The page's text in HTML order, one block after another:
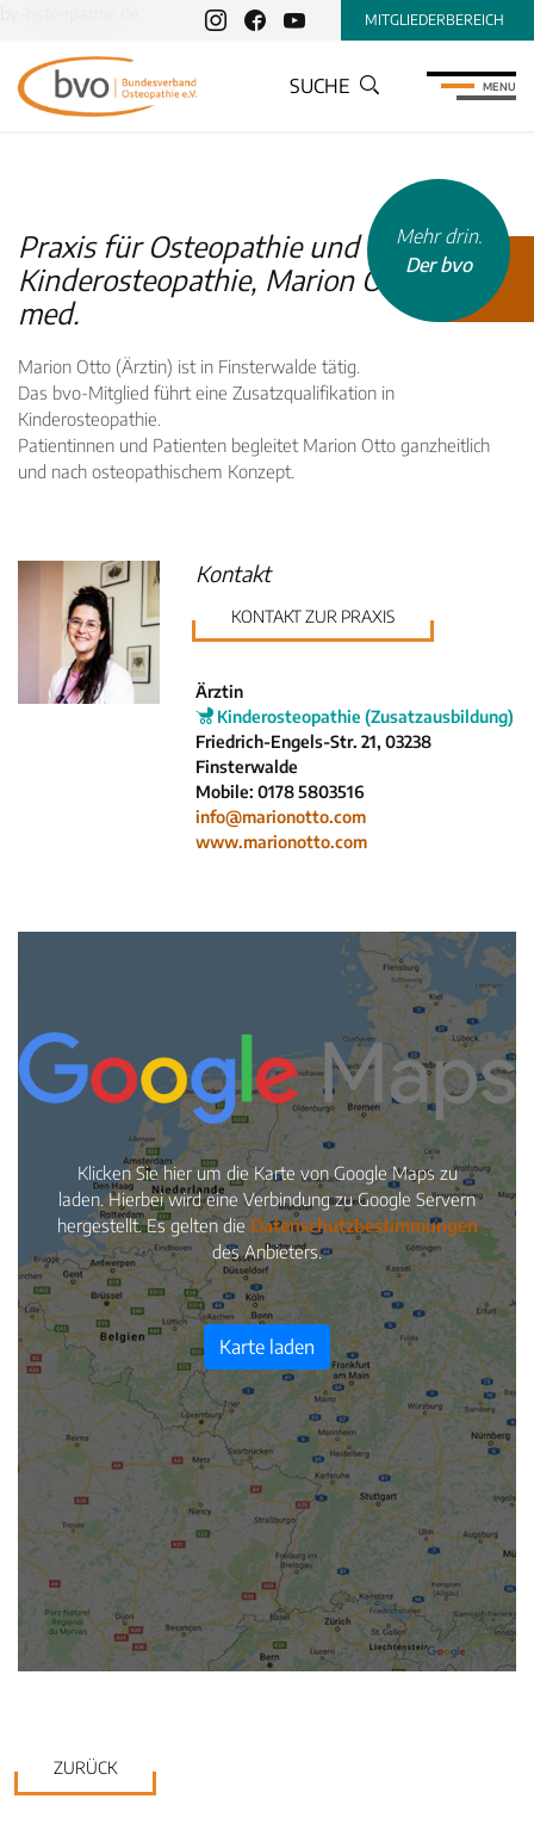
MITGLIEDERBEREICH
SUCHE MENU
Praxis für Osteopathie und
Kinderosteopathie, Marion Otto , Dr.
med.
Marion Otto (Ärztin) ist in Finsterwalde tätig.
Das bvo-Mitglied führt eine Zusatzqualifikation in
Kinderosteopathie.
Patientinnen und Patienten begleitet Marion Otto ganzheitlich
und nach osteopathischem Konzept.
Kontakt
KONTAKT ZUR PRAXIS
Ärztin
Kinderosteopathie (Zusatzausbildung)
Friedrich-Engels-Str. 21, 03238
Finsterwalde
Mobile: 0178 5803516
info@marionotto.com
www.marionotto.com
Klicken Sie hier um die Karte von Google Maps zu
laden. Hierbei wird eine Verbindung zu Google Servern
hergestellt. Es gelten die Datenschutzbestimmungen
des Anbieters.
Karte laden
ZURÜCK
Mehr drin.
Der bvo
INHALTSTYP
Therapeuten
Neuigkeiten
Kleinanzeigen
Veranstaltungen
Inhaltsseiten